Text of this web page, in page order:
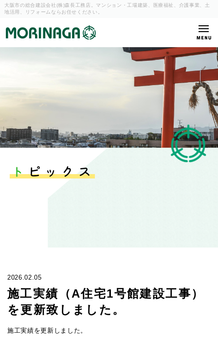
大阪市の総合建設会社(株)森長工務店。マンション・工場建築、
医療福祉、介護事業、土
地活用、リフォームならお任せください。
2026.02.05
施工実績（A住宅1号館建設工事）
を更新致しました。
施工実績を更新しました。